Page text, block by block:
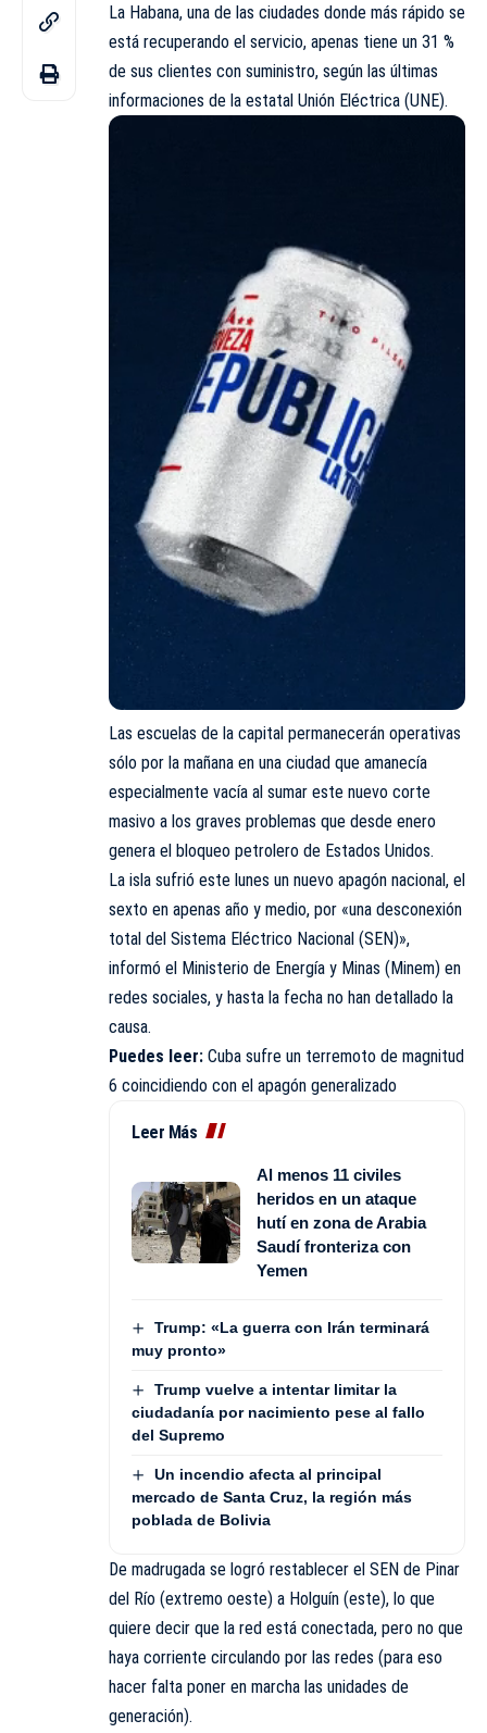
La Habana, una de las ciudades donde más rápido se
está recuperando el servicio, apenas tiene un 31 %
de sus clientes con suministro, según las últimas
informaciones de la estatal Unión Eléctrica (UNE).
Las escuelas de la capital permanecerán operativas
sólo por la mañana en una ciudad que amanecía
especialmente vacía al sumar este nuevo corte
masivo a los graves problemas que desde enero
genera el bloqueo petrolero de Estados Unidos.
La isla sufrió este lunes un nuevo apagón nacional, el
sexto en apenas año y medio, por «una desconexión
total del Sistema Eléctrico Nacional (SEN)»,
informó el Ministerio de Energía y Minas (Minem) en
redes sociales, y hasta la fecha no han detallado la
causa.
Puedes leer: Cuba sufre un terremoto de magnitud
6 coincidiendo con el apagón generalizado
Leer Más
Al menos 11 civiles
heridos en un ataque
hutí en zona de Arabia
Saudí fronteriza con
Yemen
Trump: «La guerra con Irán terminará
muy pronto»
Trump vuelve a intentar limitar la
ciudadanía por nacimiento pese al fallo
del Supremo
Un incendio afecta al principal
mercado de Santa Cruz, la región más
poblada de Bolivia
De madrugada se logró restablecer el SEN de Pinar
del Río (extremo oeste) a Holguín (este), lo que
quiere decir que la red está conectada, pero no que
haya corriente circulando por las redes (para eso
hacer falta poner en marcha las unidades de
generación).